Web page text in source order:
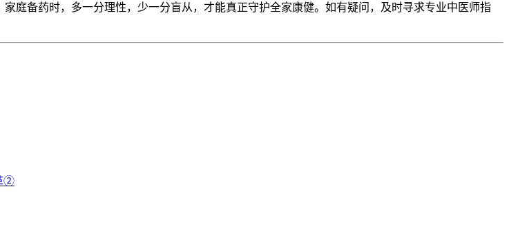
庭备药时，多一分理性，少一分盲从，才能真正守护全家康健。如有疑问，及时寻求专业中医师指
②